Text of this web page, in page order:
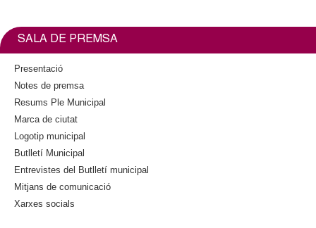
k
n
i
t
e
r
n
a
SALA DE PREMSA
Presentació
Notes de premsa
Resums Ple Municipal
Marca de ciutat
Logotip municipal
Butlletí Municipal
Entrevistes del Butlletí municipal
Mitjans de comunicació
Xarxes socials